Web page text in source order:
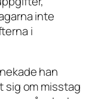
inte
i
han
sig om misstag